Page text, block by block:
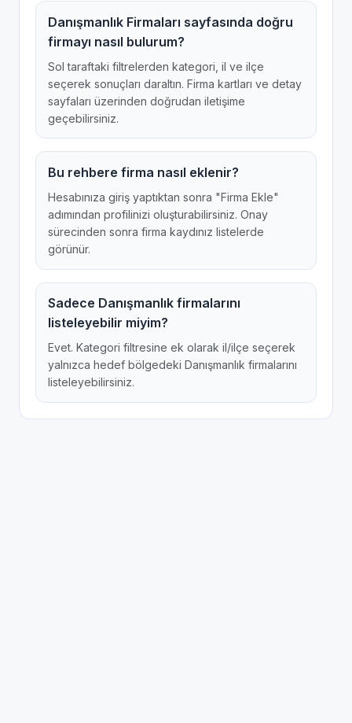
Danışmanlık Firmaları sayfasında doğru
firmayı nasıl bulurum?
Sol taraftaki filtrelerden kategori, il ve ilçe
seçerek sonuçları daraltın. Firma kartları ve detay
sayfaları üzerinden doğrudan iletişime
geçebilirsiniz.
Bu rehbere firma nasıl eklenir?
Hesabınıza giriş yaptıktan sonra "Firma Ekle"
adımından profilinizi oluşturabilirsiniz. Onay
sürecinden sonra firma kaydınız listelerde
görünür.
Sadece Danışmanlık firmalarını
listeleyebilir miyim?
Evet. Kategori filtresine ek olarak il/ilçe seçerek
yalnızca hedef bölgedeki Danışmanlık firmalarını
listeleyebilirsiniz.